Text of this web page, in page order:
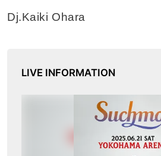
Dj.Kaiki Ohara
LIVE INFORMATION